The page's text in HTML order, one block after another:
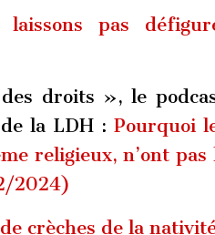
laissons pas
droits », le
la LDH : Pourquoi
religieux, n’ont
2024)
crèches de la